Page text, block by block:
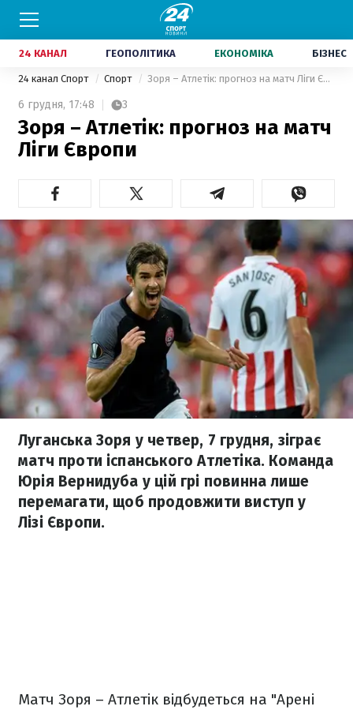
24 КАНАЛ ГЕОПОЛІТИКА ЕКОНОМІКА БІЗНЕС
24 канал Спорт Спорт Зоря – Атлетік: прогноз на матч Ліги Європи
6 грудня, 17:48 3
Зоря – Атлетік: прогноз на матч
Ліги Європи
Луганська Зоря у четвер, 7 грудня, зіграє
матч проти іспанського Атлетіка. Команда
Юрія Вернидуба у цій грі повинна лише
перемагати, щоб продовжити виступ у
Лізі Європи.
Матч Зоря – Атлетік відбудеться на "Арені